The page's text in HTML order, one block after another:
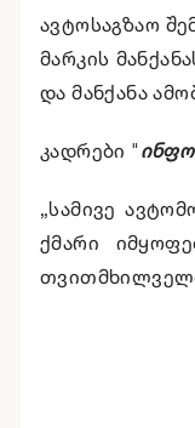
ავტოსაგზაო
მარკის
და მანქანა
კადრები "
„სამივე
ქმარი